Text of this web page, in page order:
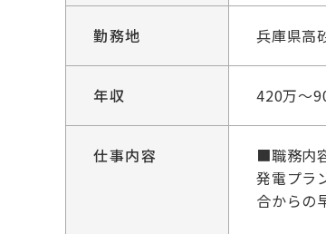
勤務地 兵庫県
年収 420万～
仕事内容
■職務内
発電プラ
合からの